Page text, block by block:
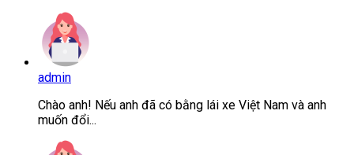
admin
Chào anh! Nếu anh đã có bằng lái xe Việt Nam và anh
muốn đổi...